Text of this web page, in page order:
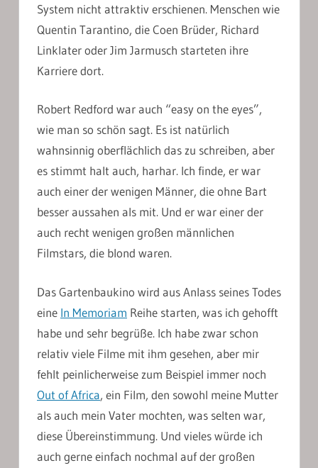
System nicht attraktiv erschienen. Menschen wie
Quentin Tarantino, die Coen Brüder, Richard
Linklater oder Jim Jarmusch starteten ihre
Karriere dort.
Robert Redford war auch “easy on the eyes”,
wie man so schön sagt. Es ist natürlich
wahnsinnig oberflächlich das zu schreiben, aber
es stimmt halt auch, harhar. Ich finde, er war
auch einer der wenigen Männer, die ohne Bart
besser aussahen als mit. Und er war einer der
auch recht wenigen großen männlichen
Filmstars, die blond waren.
Das Gartenbaukino wird aus Anlass seines Todes
eine In Memoriam Reihe starten, was ich gehofft
habe und sehr begrüße. Ich habe zwar schon
relativ viele Filme mit ihm gesehen, aber mir
fehlt peinlicherweise zum Beispiel immer noch
Out of Africa, ein Film, den sowohl meine Mutter
als auch mein Vater mochten, was selten war,
diese Übereinstimmung. Und vieles würde ich
auch gerne einfach nochmal auf der großen